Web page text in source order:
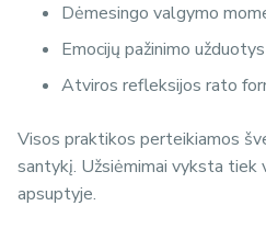
Dėmesingo valgymo
Emocijų pažinimo užduotys
Atviros refleksijos rato
Visos praktikos perteikiamos
santykį. Užsiėmimai vyksta tiek
apsuptyje.